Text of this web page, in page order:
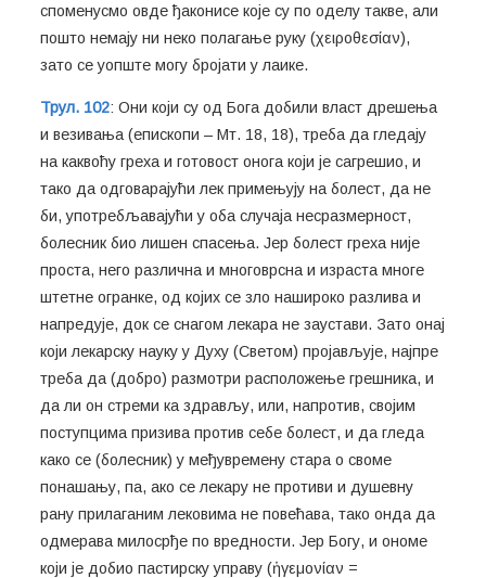
споменусмо овде ђаконисе које су по оделу такве, али
пошто немају ни неко полагање руку (χειροθεσίαν),
зато се уопште могу бројати у лаике.
Трул. 102: Они који су од Бога добили власт дрешења
и везивања (епископи – Мт. 18, 18), треба да гледају
на каквоћу греха и готовост онога који је сагрешио, и
тако да одговарајући лек примењују на болест, да не
би, употребљавајући у оба случаја несразмерност,
болесник био лишен спасења. Јер болест греха није
проста, него различна и многоврсна и израста многе
штетне огранке, од којих се зло нашироко разлива и
напредује, док се снагом лекара не заустави. Зато онај
који лекарску науку у Духу (Светом) пројављује, најпре
треба да (добро) размотри расположење грешника, и
да ли он стреми ка здрављу, или, напротив, својим
поступцима призива против себе болест, и да гледа
како се (болесник) у међувремену стара о своме
понашању, па, ако се лекару не противи и душевну
рану прилаганим лековима не повећава, тако онда да
одмерава милосрђе по вредности. Јер Богу, и ономе
који је добио пастирску управу (ἡγεμονίαν =